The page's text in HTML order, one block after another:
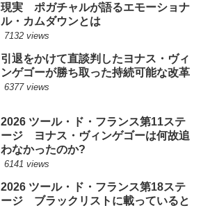
現実 ポガチャルが語るエモーショナ
ル・カムダウンとは
7132 views
引退をかけて直談判したヨナス・ヴィ
ンゲゴーが勝ち取った持続可能な改革
6377 views
2026 ツール・ド・フランス第11ステ
ージ ヨナス・ヴィンゲゴーは何故追
わなかったのか?
6141 views
2026 ツール・ド・フランス第18ステ
ージ ブラックリストに載っていると